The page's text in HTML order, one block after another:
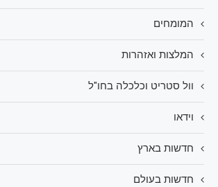
המומחים
המלצות ואזהרות
וול סטריט וכלכלה בחו"ל
וידאו
חדשות בארץ
חדשות בעולם